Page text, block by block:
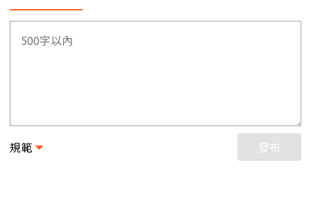
規範 發布